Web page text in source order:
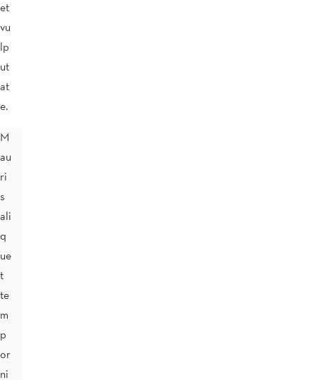
et
vu
lp
ut
at
e.
M
au
ri
s
ali
q
ue
t
te
m
p
or
ni